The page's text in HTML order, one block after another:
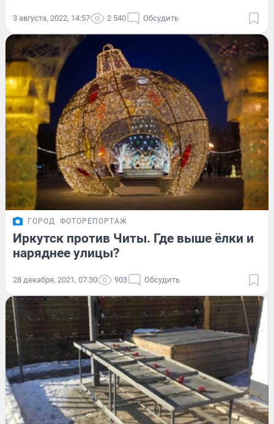
3 августа, 2022, 14:57 2 540 Обсудить
ГОРОД ФОТОРЕПОРТАЖ
Иркутск против Читы. Где выше ёлки и
наряднее улицы?
28 декабря, 2021, 07:30 903 Обсудить